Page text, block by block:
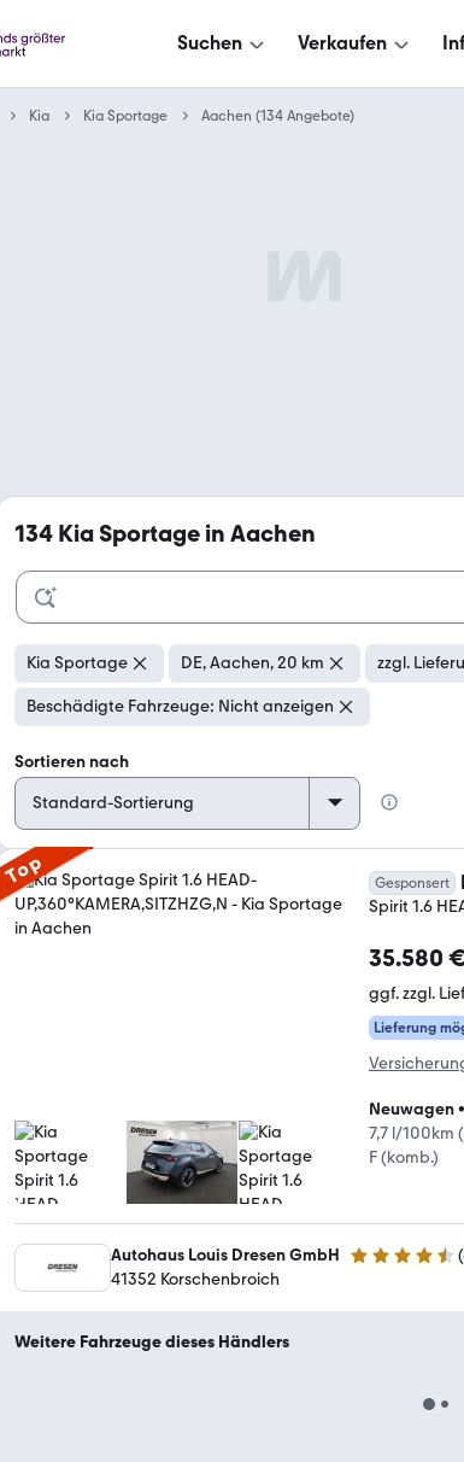
Suchen Verkaufen
Kia Kia Sportage Aachen (134 Angebote)
134 Kia Sportage in Aachen
Kia Sportage DE, Aachen, 20 km zzgl.
Beschädigte Fahrzeuge: Nicht anzeigen
Sortieren nach
Top Gesponsert
Spirit 1.6
35.580
ggf. zzgl.
Lieferung
Neuwagen•
7,7 l/100km
F (komb.)
Autohaus Louis Dresen GmbH 4.6 Sterne (
41352 Korschenbroich
Weitere Fahrzeuge dieses Händlers